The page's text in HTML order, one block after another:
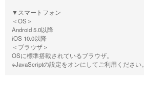
▼スマートフォン
＜OS＞
Android 5.0以降
iOS 10.0以降
＜ブラウザ＞
OSに標準搭載されているブラウザ。
※JavaScriptの設定をオンにしてご利用ください。